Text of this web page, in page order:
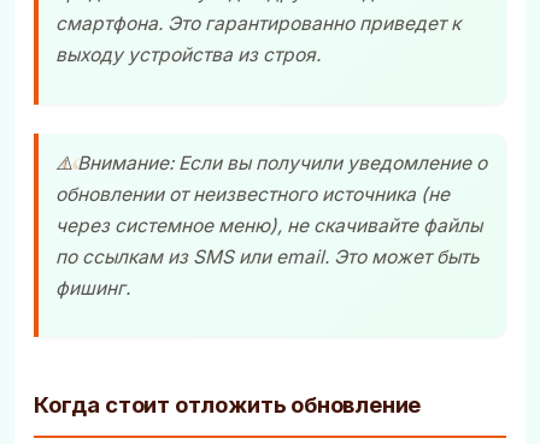
смартфона. Это гарантированно приведет к
выходу устройства из строя.
⚠️ Внимание: Если вы получили уведомление о
обновлении от неизвестного источника (не
через системное меню), не скачивайте файлы
по ссылкам из SMS или email. Это может быть
фишинг.
Когда стоит отложить обновление